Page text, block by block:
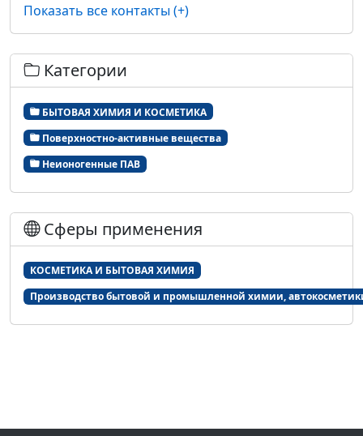
Показать все контакты (+)
Категории
БЫТОВАЯ ХИМИЯ И КОСМЕТИКА
Поверхностно-активные вещества
Неионогенные ПАВ
Сферы применения
КОСМЕТИКА И БЫТОВАЯ ХИМИЯ
Производство бытовой и промышленной химии,